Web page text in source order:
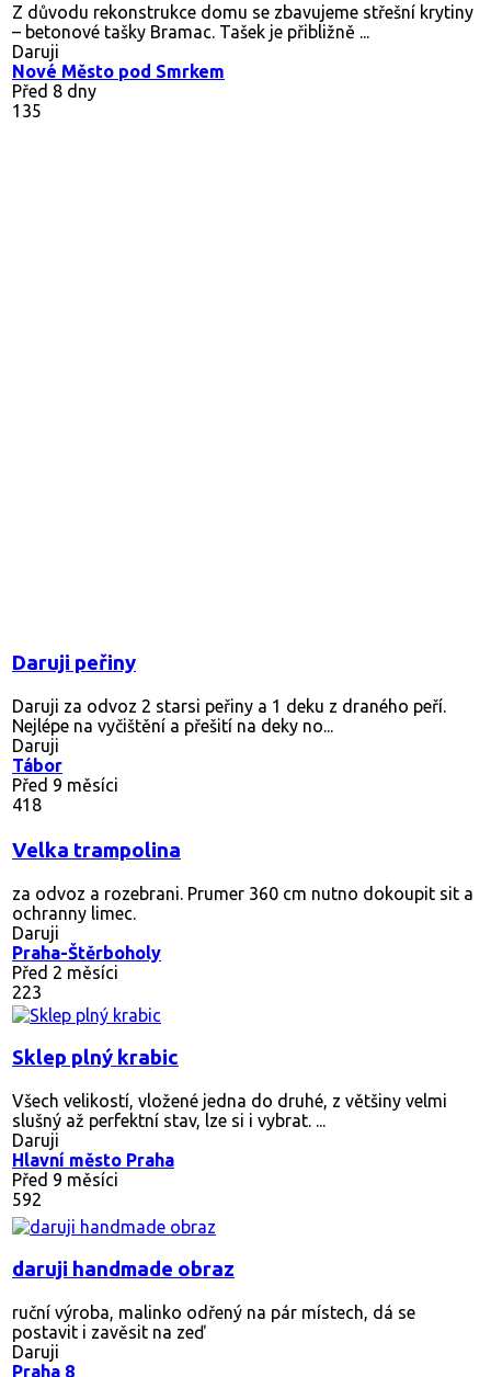
Z důvodu rekonstrukce domu se zbavujeme střešní krytiny
– betonové tašky Bramac. Tašek je přibližně ...
Daruji
Nové Město pod Smrkem
Před 8 dny
135
Daruji peřiny
Daruji za odvoz 2 starsi peřiny a 1 deku z draného peří.
Nejlépe na vyčištění a přešití na deky no...
Daruji
Tábor
Před 9 měsíci
418
Velka trampolina
za odvoz a rozebrani. Prumer 360 cm nutno dokoupit sit a
ochranny limec.
Daruji
Praha-Štěrboholy
Před 2 měsíci
223
Sklep plný krabic
Všech velikostí, vložené jedna do druhé, z většiny velmi
slušný až perfektní stav, lze si i vybrat. ...
Daruji
Hlavní město Praha
Před 9 měsíci
592
daruji handmade obraz
ruční výroba, malinko odřený na pár místech, dá se
postavit i zavěsit na zeď
Daruji
Praha 8